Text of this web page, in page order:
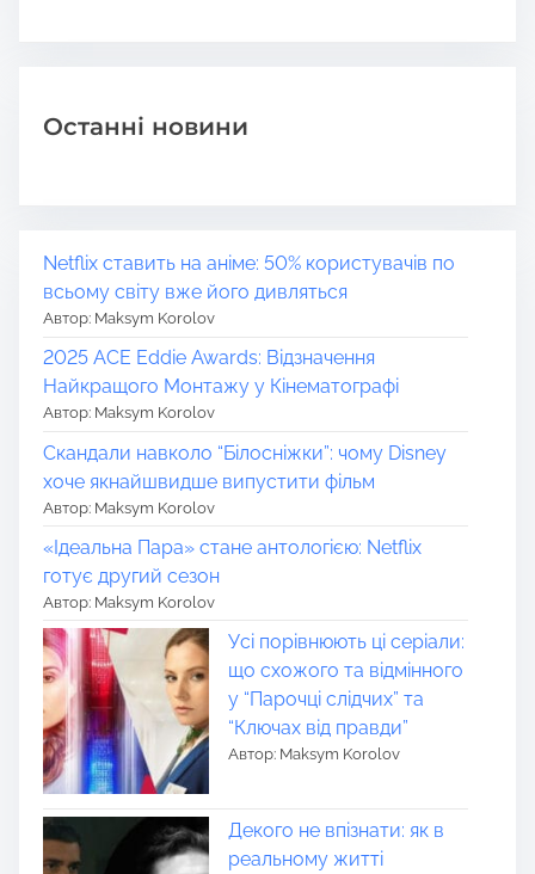
Останні новини
Netflix ставить на аніме: 50% користувачів по
всьому світу вже його дивляться
Автор: Maksym Korolov
2025 ACE Eddie Awards: Відзначення
Найкращого Монтажу у Кінематографі
Автор: Maksym Korolov
Скандали навколо “Білосніжки”: чому Disney
хоче якнайшвидше випустити фільм
Автор: Maksym Korolov
«Ідеальна Пара» стане антологією: Netflix
готує другий сезон
Автор: Maksym Korolov
Усі порівнюють ці серіали:
що схожого та відмінного
у “Парочці слідчих” та
“Ключах від правди”
Автор: Maksym Korolov
Декого не впізнати: як в
реальному житті